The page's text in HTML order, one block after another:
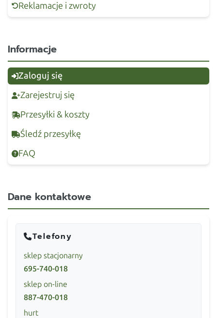
Reklamacje i zwroty
Informacje
Zaloguj się
Zarejestruj się
Przesyłki & koszty
Śledź przesyłkę
FAQ
Dane kontaktowe
Telefony
sklep stacjonarny
695-740-018
sklep on-line
887-470-018
hurt